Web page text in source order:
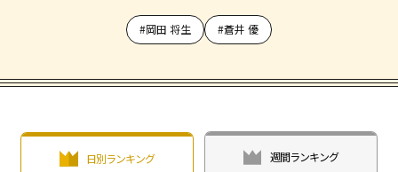
#岡田 将生 #蒼井 優
日別ランキング 週間ランキング